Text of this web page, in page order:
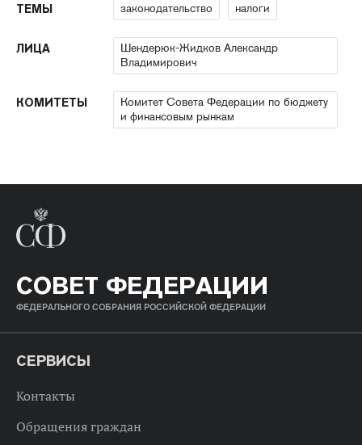
ТЕМЫ законодательство налоги
ЛИЦА
Шендерюк-Жидков Александр
Владимирович
КОМИТЕТЫ
Комитет Совета Федерации по бюджету
и финансовым рынкам
СОВЕТ ФЕДЕРАЦИИ
ФЕДЕРАЛЬНОГО СОБРАНИЯ РОССИЙСКОЙ ФЕДЕРАЦИИ
СЕРВИСЫ
Контакты
Обращения граждан